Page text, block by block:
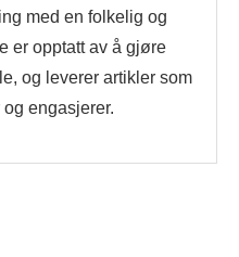
med en folkelig og
er opptatt av å gjøre
og leverer artikler som
engasjerer.